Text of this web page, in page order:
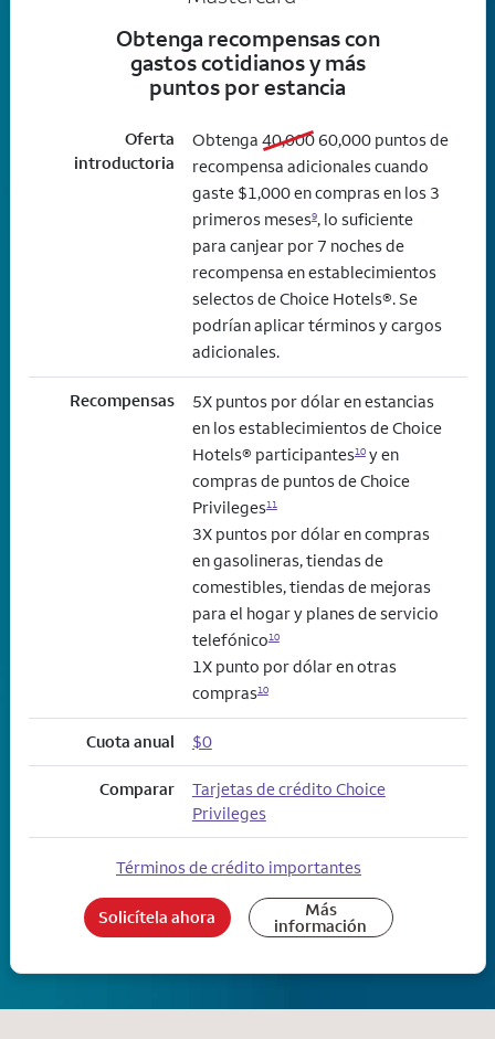
Obtenga recompensas con
gastos cotidianos y más
puntos por estancia
Oferta
introductoria
Obtenga 40,000old bonus
60,000new bonus
puntos de
recompensa adicionales cuando
gaste $1,000 en compras en los 3
primeros meses9, lo suficiente
para canjear por 7 noches de
recompensa en establecimientos
selectos de Choice Hotels®. Se
podrían aplicar términos y cargos
adicionales.
Recompensas
5X puntos por dólar en estancias
en los establecimientos de Choice
Hotels® participantes10y en
compras de puntos de Choice
Privileges11
3X puntos por dólar en compras
en gasolineras, tiendas de
comestibles, tiendas de mejoras
para el hogar y planes de servicio
telefónico10
1X punto por dólar en otras
compras10
Cuota anual $0
Comparar
Tarjetas de crédito Choice
Privileges
Términos de crédito importantes
Solicítela ahora Más
información